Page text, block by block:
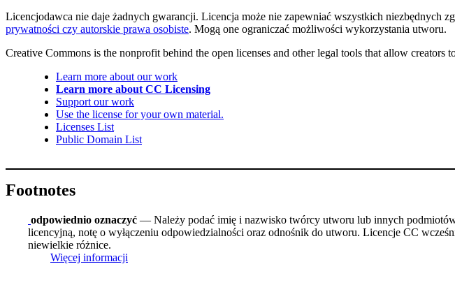
Licencjodawca nie daje żadnych gwarancji. Licencja może nie zapewniać wszystkich
prywatności czy autorskie prawa osobiste. Mogą one ograniczać możliwości wykorzystania utworu.
Creative Commons is the nonprofit behind the open licenses and other legal tools that allow creators
Learn more about our work
Learn more about CC Licensing
Support our work
Use the license for your own material.
Licenses List
Public Domain List
Footnotes
odpowiednio oznaczyć — Należy podać imię i nazwisko twórcy utworu lub innych
licencyjną, notę o wyłączeniu odpowiedzialności oraz odnośnik do utworu. Licencje CC
niewielkie różnice.
Więcej informacji